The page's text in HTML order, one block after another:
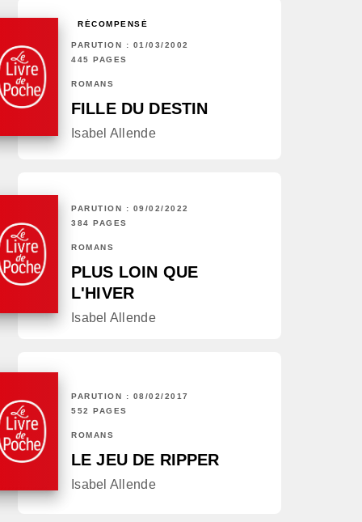
RÉCOMPENSÉ
PARUTION : 01/03/2002
445 PAGES
ROMANS
FILLE DU DESTIN
Isabel Allende
PARUTION : 09/02/2022
384 PAGES
ROMANS
PLUS LOIN QUE
L'HIVER
Isabel Allende
PARUTION : 08/02/2017
552 PAGES
ROMANS
LE JEU DE RIPPER
Isabel Allende